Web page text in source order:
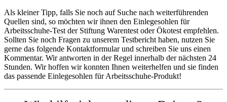
Als kleiner Tipp, falls Sie noch auf Suche nach weiterführenden
Quellen sind, so möchten wir ihnen den Einlegesohlen für
Arbeitsschuhe-Test der Stiftung Warentest oder Ökotest empfehlen.
Sollten Sie noch Fragen zu unserem Testbericht haben, nutzen Sie
gerne das folgende Kontaktformular und schreiben Sie uns einen
Kommentar. Wir antworten in der Regel innerhalb der nächsten 24
Stunden. Wir hoffen wir konnten Ihnen weiterhelfen und sie finden
das passende Einlegesohlen für Arbeitsschuhe-Produkt!